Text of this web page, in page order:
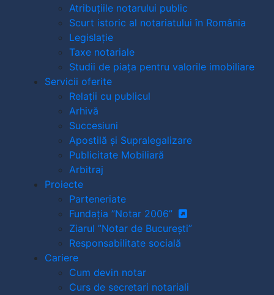
Atribuțiile notarului public
Scurt istoric al notariatului în România
Legislație
Taxe notariale
Studii de piața pentru valorile imobiliare
Servicii oferite
Relații cu publicul
Arhivă
Succesiuni
Apostilă și Supralegalizare
Publicitate Mobiliară
Arbitraj
Proiecte
Parteneriate
Fundația ”Notar 2006”
Ziarul ”Notar de București”
Responsabilitate socială
Cariere
Cum devin notar
Curs de secretari notariali